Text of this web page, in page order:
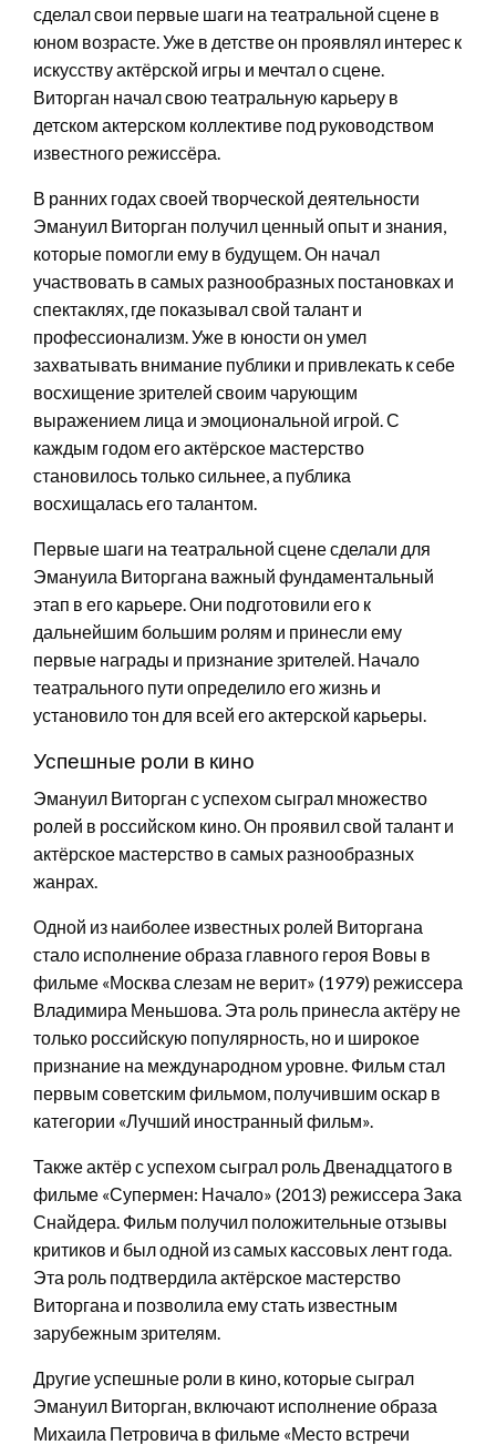
сделал свои первые шаги на театральной сцене в
юном возрасте. Уже в детстве он проявлял интерес к
искусству актёрской игры и мечтал о сцене.
Виторган начал свою театральную карьеру в
детском актерском коллективе под руководством
известного режиссёра.
В ранних годах своей творческой деятельности
Эмануил Виторган получил ценный опыт и знания,
которые помогли ему в будущем. Он начал
участвовать в самых разнообразных постановках и
спектаклях, где показывал свой талант и
профессионализм. Уже в юности он умел
захватывать внимание публики и привлекать к себе
восхищение зрителей своим чарующим
выражением лица и эмоциональной игрой. С
каждым годом его актёрское мастерство
становилось только сильнее, а публика
восхищалась его талантом.
Первые шаги на театральной сцене сделали для
Эмануила Виторгана важный фундаментальный
этап в его карьере. Они подготовили его к
дальнейшим большим ролям и принесли ему
первые награды и признание зрителей. Начало
театрального пути определило его жизнь и
установило тон для всей его актерской карьеры.
Успешные роли в кино
Эмануил Виторган с успехом сыграл множество
ролей в российском кино. Он проявил свой талант и
актёрское мастерство в самых разнообразных
жанрах.
Одной из наиболее известных ролей Виторгана
стало исполнение образа главного героя Вовы в
фильме «Москва слезам не верит» (1979) режиссера
Владимира Меньшова. Эта роль принесла актёру не
только российскую популярность, но и широкое
признание на международном уровне. Фильм стал
первым советским фильмом, получившим оскар в
категории «Лучший иностранный фильм».
Также актёр с успехом сыграл роль Двенадцатого в
фильме «Супермен: Начало» (2013) режиссера Зака
Снайдера. Фильм получил положительные отзывы
критиков и был одной из самых кассовых лент года.
Эта роль подтвердила актёрское мастерство
Виторгана и позволила ему стать известным
зарубежным зрителям.
Другие успешные роли в кино, которые сыграл
Эмануил Виторган, включают исполнение образа
Михаила Петровича в фильме «Место встречи